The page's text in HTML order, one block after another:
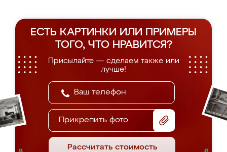
ЕСТЬ КАРТИНКИ ИЛИ ПРИМЕРЫ
ТОГО, ЧТО НРАВИТСЯ?
Присылайте — сделаем также или
лучше!
Прикрепить фото
Рассчитать стоимость